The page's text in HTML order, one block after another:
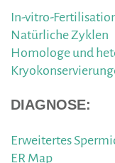
In-vitro-
Natürliche Zyklen
Homologe und
DIAGNOSE:
Erweitertes
ER Map